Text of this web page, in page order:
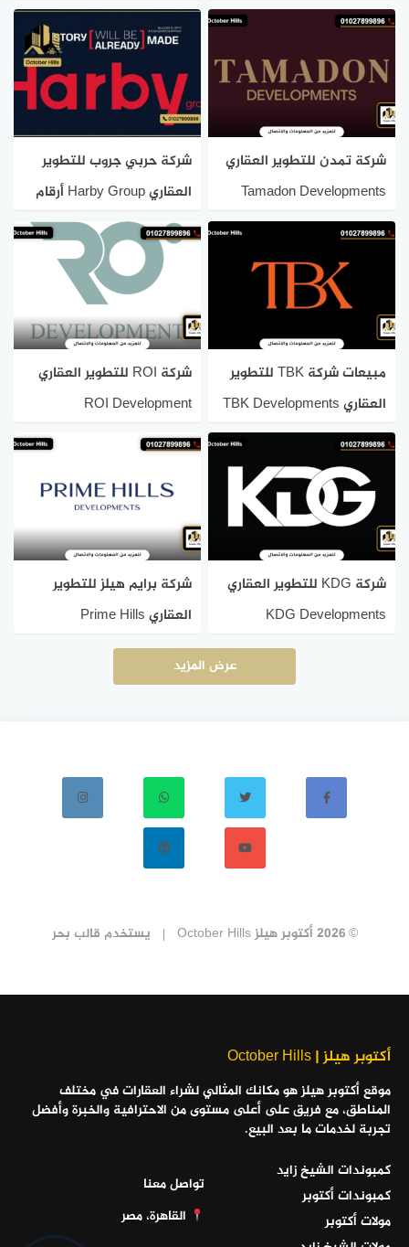
Sky owner
شركة تمدن للتطوير العقاري
Tamadon Developments
شركة حربي جروب للتطوير
العقاري Harby Group أرقام
التواصل
مبيعات شركة TBK للتطوير
العقاري TBK Developments
شركة ROI للتطوير العقاري
ROI Development
شركة KDG للتطوير العقاري
KDG Developments
شركة برايم هيلز للتطوير
العقاري Prime Hills
Development
عرض المزيد
© 2026 أكتوبر هيلز October Hills يستخدم قالب بحر
أكتوبر هيلز | October Hills
موقع أكتوبر هيلز هو مكانك المثالي لشراء العقارات في مختلف
المناطق، مع فريق على أعلى مستوى من الاحترافية والخبرة وأفضل
تجربة لخدمات ما بعد البيع.
كمبوندات الشيخ زايد
كمبوندات أكتوبر
مولات أكتوبر
تواصل معنا
القاهرة، مصر